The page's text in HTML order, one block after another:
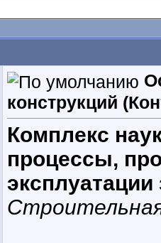
конструкций
Комплекс
процессы,